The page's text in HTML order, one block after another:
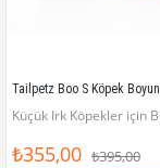
₺355,00 ₺395,00